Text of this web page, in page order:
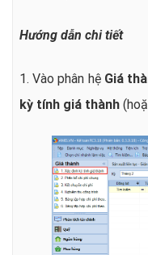
Hướng dẫn chi tiết
1. Vào phân hệ Giá
kỳ tính giá thành